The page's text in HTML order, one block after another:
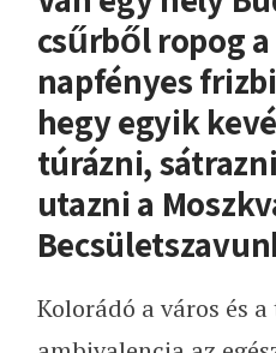
csűrből ropog
napfényes
hegy egyik
túrázni,
utazni a
Kolorádó a város és